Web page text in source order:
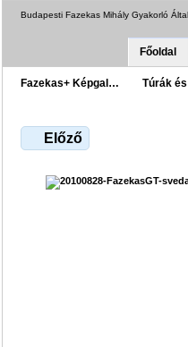
Budapesti Fazekas Mihály Gyakorló
Főoldal
Fazekas+ Képgal… Túrák
Előző